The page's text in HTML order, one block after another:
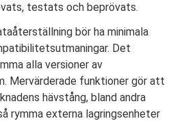
testats och beprövats.
bör ha minimala
Det
alla versioner av
Mervärderade funktioner gör att
hävstång, bland andra
rymma externa lagringsenheter